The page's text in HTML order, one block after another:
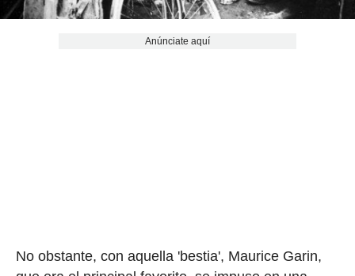
Anúnciate aquí
No obstante, con aquella 'bestia', Maurice Garin,